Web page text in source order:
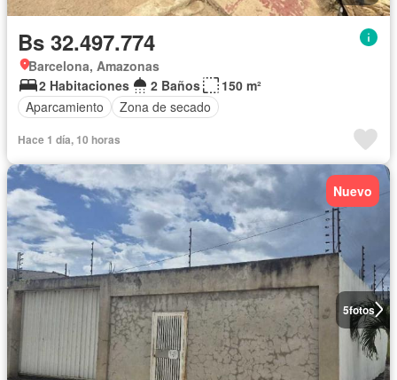
Bs 32.497.774
Barcelona, Amazonas
2 Habitaciones
2 Baños
150 m²
Aparcamiento
Zona de secado
Hace 1 día, 10 horas
5fotos
Nuevo